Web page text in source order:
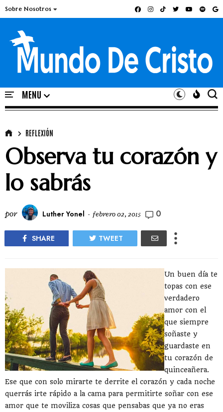
Sobre Nosotros
REFLEXIÓN
Observa tu corazón y
lo sabrás
por Luther Yonel - febrero 02, 2015 0
SHARE TWEET
Un buen día te
topas con ese
verdadero
amor con el
que siempre
soñaste y
guardaste en
tu corazón de
quinceañera.
Ese que con solo mirarte te derrite el corazón y cada noche
querrás irte rápido a la cama para permitirte soñar con ese
amor que te moviliza cosas que pensabas que ya no eras